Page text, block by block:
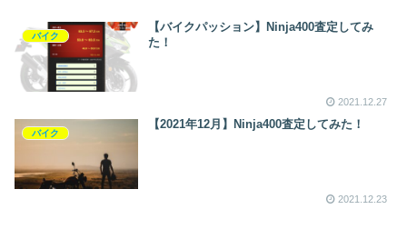
バイク
【バイクパッション】Ninja400査定してみ
た！
2021.12.27
バイク
【2021年12月】Ninja400査定してみた！
2021.12.23